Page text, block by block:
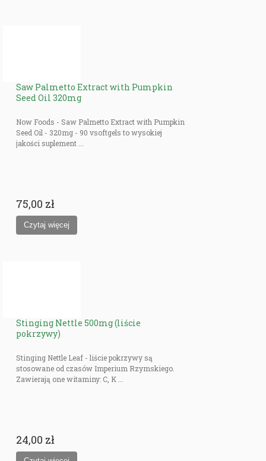
Saw Palmetto Extract with Pumpkin
Seed Oil 320mg
Now Foods - Saw Palmetto Extract with Pumpkin
Seed Oil - 320mg - 90 vsoftgels to wysokiej
jakości suplement ...
75,00 zł
Stinging Nettle 500mg (liście
pokrzywy)
Stinging Nettle Leaf - liście pokrzywy są
stosowane od czasów Imperium Rzymskiego.
Zawierają one witaminy: C, K ...
24,00 zł